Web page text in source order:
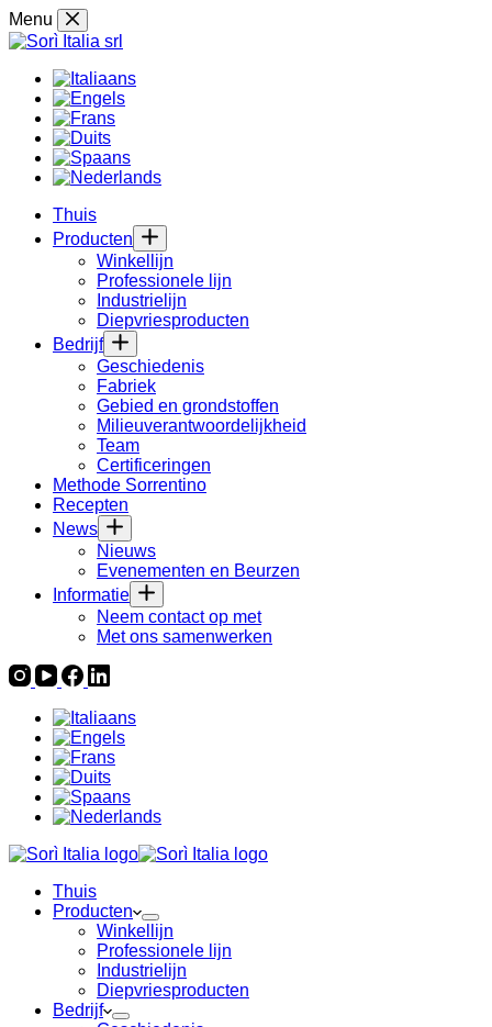
Skip
to
Menu
Thuis
Producten
Winkellijn
Professionele lijn
Industrielijn
Diepvriesproducten
Bedrijf
Geschiedenis
Fabriek
Gebied en grondstoffen
Milieuverantwoordelijkheid
Team
Certificeringen
Methode Sorrentino
Recepten
News
Nieuws
Evenementen en Beurzen
Informatie
Neem contact op met
Met ons samenwerken
Thuis
Producten
Winkellijn
Professionele lijn
Industrielijn
Diepvriesproducten
Bedrijf